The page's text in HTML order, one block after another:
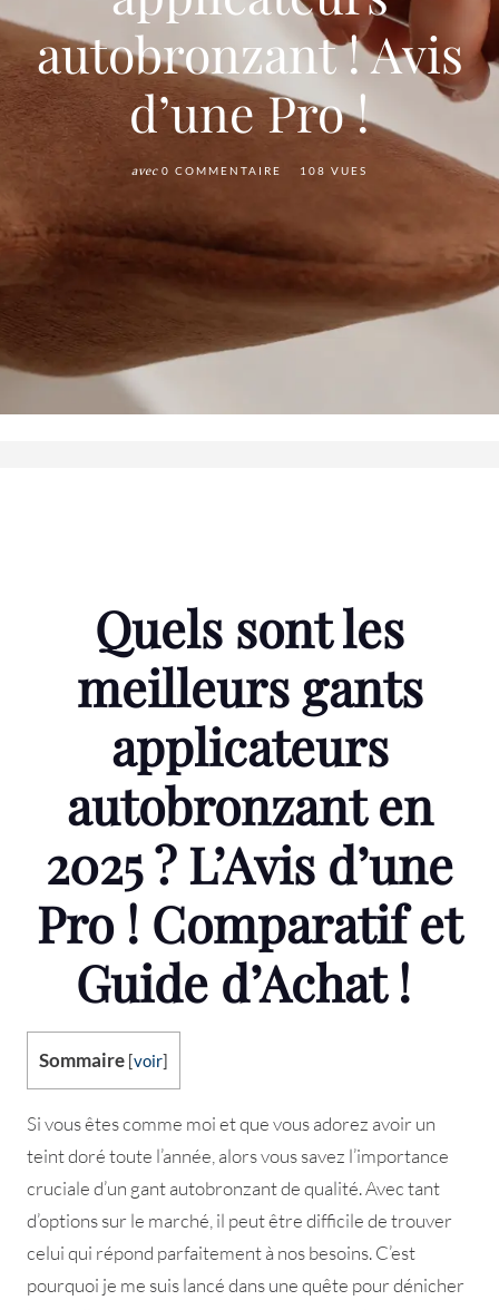
autobronzant ! Avis
d’une Pro !
avec 0 COMMENTAIRE 108 VUES
Quels sont les
meilleurs gants
applicateurs
autobronzant en
2025 ? L’Avis d’une
Pro ! Comparatif et
Guide d’Achat !
Sommaire [voir]
Si vous êtes comme moi et que vous adorez avoir un
teint doré toute l’année, alors vous savez l’importance
cruciale d’un gant autobronzant de qualité. Avec tant
d’options sur le marché, il peut être difficile de trouver
celui qui répond parfaitement à nos besoins. C’est
pourquoi je me suis lancé dans une quête pour dénicher